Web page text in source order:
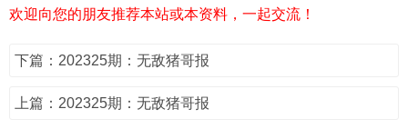
欢迎向您的朋友推荐本站或本资料，一起交流！
下篇：202325期：无敌猪哥报
上篇：202325期：无敌猪哥报